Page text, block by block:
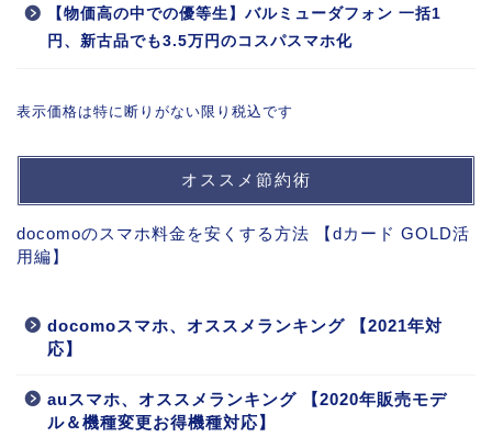
【物価高の中での優等生】バルミューダフォン 一括1
円、新古品でも3.5万円のコスパスマホ化
表示価格は特に断りがない限り税込です
オススメ節約術
docomoのスマホ料金を安くする方法 【dカード GOLD活
用編】
docomoスマホ、オススメランキング 【2021年対
応】
auスマホ、オススメランキング 【2020年販売モデ
ル＆機種変更お得機種対応】